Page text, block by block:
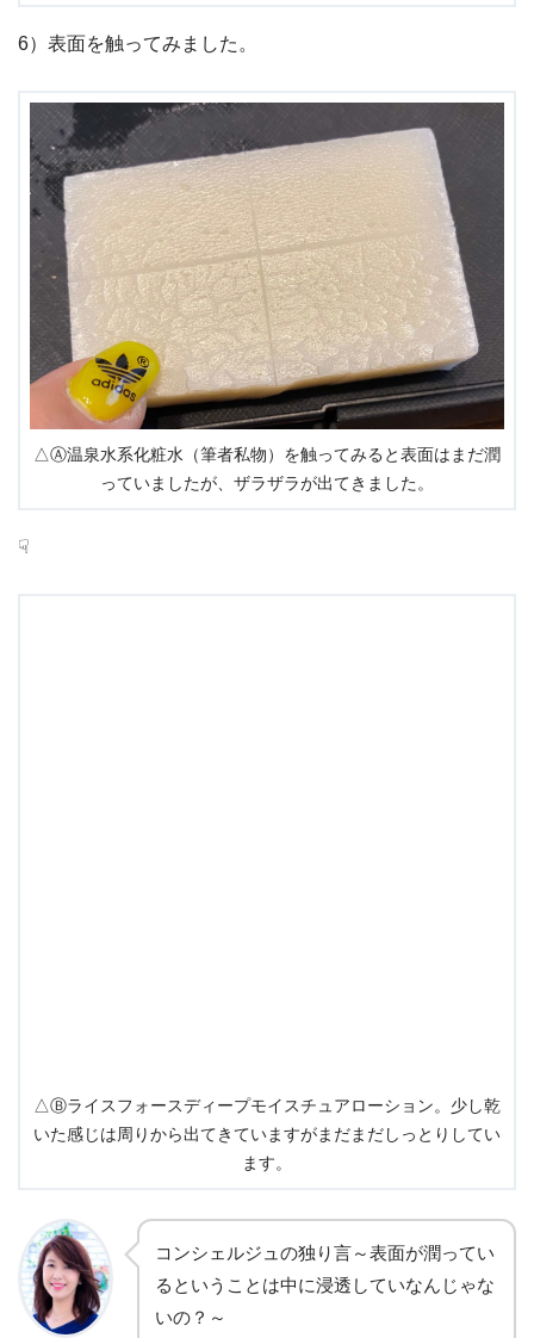
6）表面を触ってみました。
△Ⓐ温泉水系化粧水（筆者私物）を触ってみると表面はまだ潤
っていましたが、ザラザラが出てきました。
☟
△Ⓑライスフォースディープモイスチュアローション。少し乾
いた感じは周りから出てきていますがまだまだしっとりしてい
ます。
コンシェルジュの独り言～表面が潤ってい
るということは中に浸透していなんじゃな
いの？～